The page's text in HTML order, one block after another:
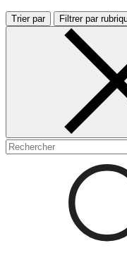
Trier par Filtrer par